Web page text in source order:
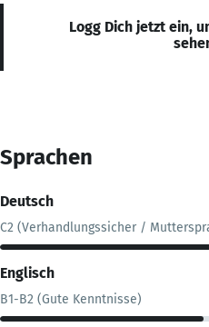
Logg Dich jetzt ein,
Sprachen
Deutsch
C2 (Verhandlungssicher /
Englisch
B1-B2 (Gute Kenntnisse)